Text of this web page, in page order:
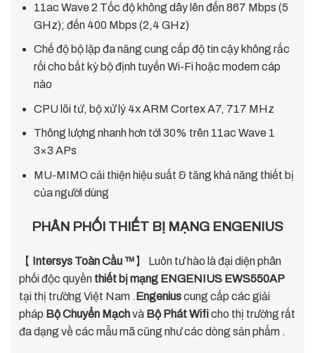
11ac Wave 2 Tốc độ không dây lên đến 867 Mbps (5
GHz); đến 400 Mbps (2,4 GHz)
Chế độ bộ lặp đa năng cung cấp độ tin cậy không rắc
rối cho bất kỳ bộ định tuyến Wi-Fi hoặc modem cáp
nào
CPU lõi tứ, bộ xử lý 4x ARM Cortex A7, 717 MHz
Thông lượng nhanh hơn tới 30% trên 11ac Wave 1
3×3 APs
MU-MIMO cải thiện hiệu suất & tăng khả năng thiết bị
của người dùng
PHÂN PHỐI THIẾT BỊ MẠNG ENGENIUS
【 Intersys Toàn Cầu ™ 】 Luôn tư hào là đại diện phân
phối độc quyền thiết bị mạng ENGENIUS EWS550AP
tại thị trường Việt Nam . Engeniuscung cấp các giải
pháp Bộ Chuyển Mạchvà Bộ Phát Wificho thị trường rất
đa dạng về các mẫu mã cũng như các dòng sản phẩm .